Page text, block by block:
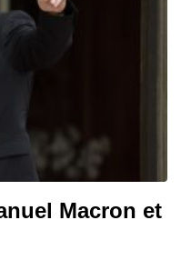
Macron et